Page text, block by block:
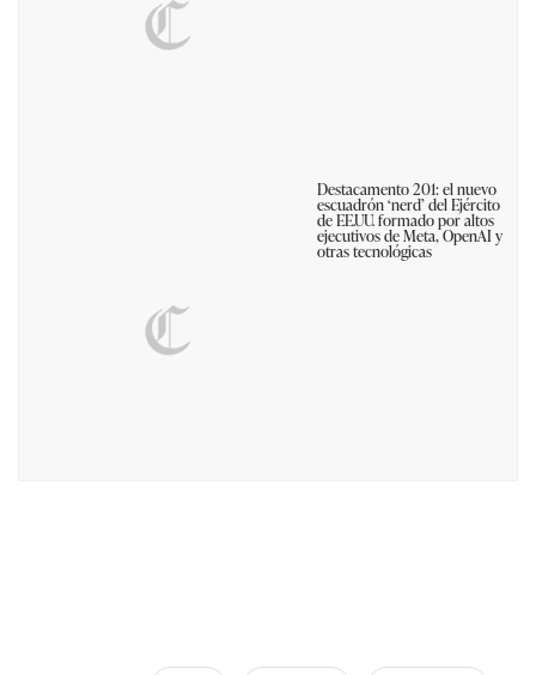
Destacamento 201: el nuevo
escuadrón ‘nerd’ del Ejército
de EE.UU. formado por altos
ejecutivos de Meta, OpenAI y
otras tecnológicas